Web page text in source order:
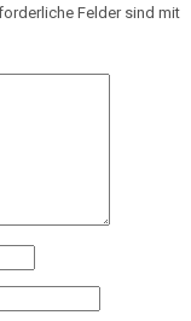
Felder sind mit